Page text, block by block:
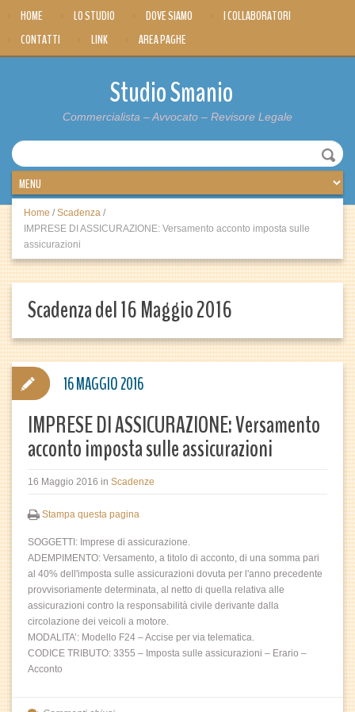
HOME LO STUDIO DOVE SIAMO
I COLLABORATORI
CONTATTI
LINK AREA PAGHE
Studio Smanio
Commercialista – Avvocato – Revisore Legale
Home / Scadenza /
IMPRESE DI ASSICURAZIONE: Versamento acconto imposta sulle
assicurazioni
Scadenza del 16 Maggio 2016
IMPRESE DI ASSICURAZIONE: Versamento
acconto imposta sulle assicurazioni
16 Maggio 2016 in Scadenze
Stampa questa pagina
SOGGETTI: Imprese di assicurazione.
ADEMPIMENTO: Versamento, a titolo di acconto, di una somma pari
al 40% dell'imposta sulle assicurazioni dovuta per l'anno precedente
provvisoriamente determinata, al netto di quella relativa alle
assicurazioni contro la responsabilità civile derivante dalla
circolazione dei veicoli a motore.
MODALITA’: Modello F24 – Accise per via telematica.
CODICE TRIBUTO: 3355 – Imposta sulle assicurazioni – Erario –
Acconto
16 MAGGIO 2016